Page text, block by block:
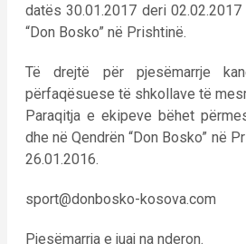
datës 30.01.2017 deri
“Don Bosko” në Prishtinë.
Të drejtë për pjesëmarrje
përfaqësuese të shkollave të
Paraqitja e ekipeve bëhet
dhe në Qendrën “Don Bosko” në
26.01.2016.
sport@donbosko-kosova.com
Pjesëmarrja e juaj na nderon.